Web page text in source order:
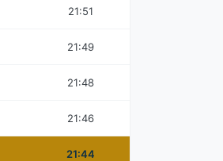
21:51
21:49
21:48
21:46
21:44